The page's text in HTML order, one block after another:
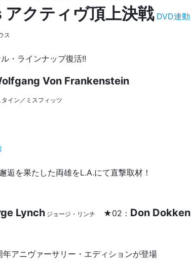
クティヴ頂上決戦 DVD連動
ス
・ラインナップ復活!!
Von Frankenstein
イン／ミスフィッツ
逅を果たした両雄をL.A.にて直撃取材！
Lynch ジョージ・リンチ ★02： Don Dokken
年アニヴァーサリー・エディションが登場